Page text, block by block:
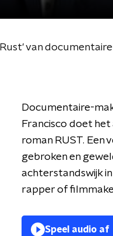
van
Documentaire-
Francisco doet het
roman RUST. Een
gebroken en
achterstandswijk
rapper of
Speel audio af